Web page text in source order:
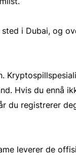
i Dubai, og
Hvis du ennå
du registrerer
leverer de